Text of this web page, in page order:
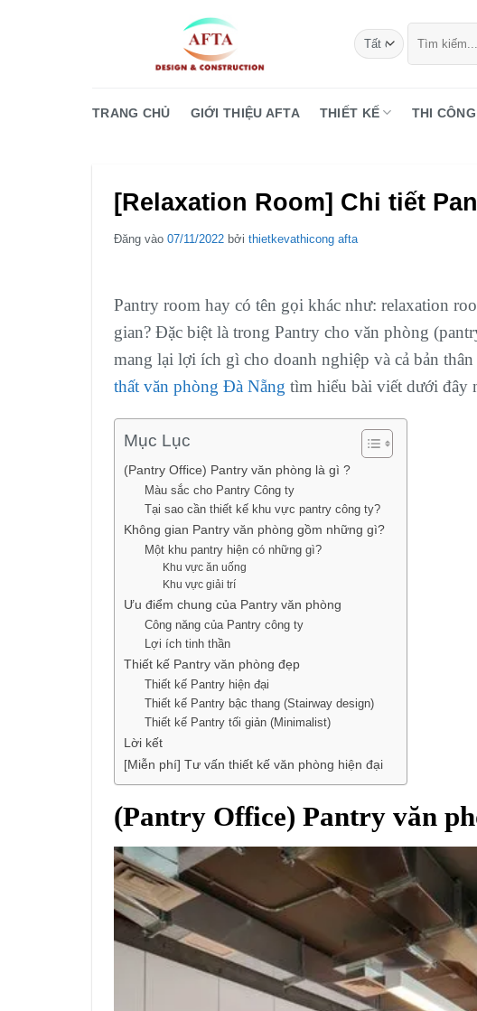
kiếm:
TRANG CHỦ GIỚI THIỆU AFTA THIẾT KẾ THI CÔNG
[Relaxation Room] Chi tiết
Đăng vào 07/11/2022 bởi thietkevathicong afta
Pantry room hay có tên gọi khác như: relaxation
gian? Đặc biệt là trong Pantry cho văn phòng
mang lại lợi ích gì cho doanh nghiệp và cả bản
thất văn phòng Đà Nẵng tìm hiểu bài viết dưới đây
Mục Lục
(Pantry Office) Pantry văn phòng là gì ?
Màu sắc cho Pantry Công ty
Tại sao cần thiết kế khu vực pantry công ty?
Không gian Pantry văn phòng gồm những gì?
Một khu pantry hiện có những gì?
Khu vực ăn uống
Khu vực giải trí
Ưu điểm chung của Pantry văn phòng
Công năng của Pantry công ty
Lợi ích tinh thần
Thiết kế Pantry văn phòng đẹp
Thiết kế Pantry hiện đại
Thiết kế Pantry bậc thang (Stairway design)
Thiết kế Pantry tối giản (Minimalist)
Lời kết
[Miễn phí] Tư vấn thiết kế văn phòng hiện đại
(Pantry Office) Pantry văn